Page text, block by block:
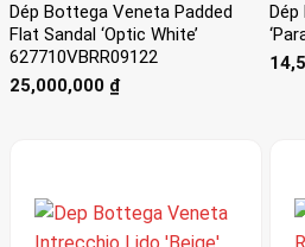
Dép Bottega Veneta Padded
Flat Sandal ‘Optic White’
627710VBRR09122
25,000,000 ₫